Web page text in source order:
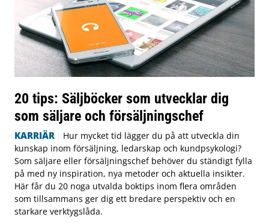
20 tips: Säljböcker som utvecklar dig
som säljare och försäljningschef
KARRIÄR
Hur mycket tid lägger du på att utveckla din
kunskap inom försäljning, ledarskap och kundpsykologi?
Som säljare eller försäljningschef behöver du ständigt fylla
på med ny inspiration, nya metoder och aktuella insikter.
Här får du 20 noga utvalda boktips inom flera områden
som tillsammans ger dig ett bredare perspektiv och en
starkare verktygslåda.